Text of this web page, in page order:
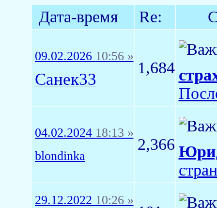
Дата-время Re:
09.02.2026 10:56 »
Санек33
1,684
04.02.2024 18:13 »
blondinka
2,366
29.12.2022 10:26 »